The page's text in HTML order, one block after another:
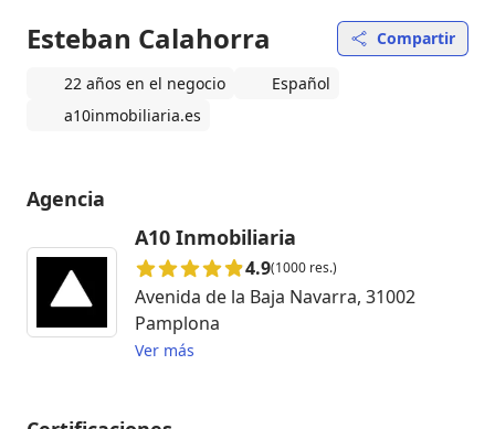
Esteban Calahorra Compartir
22 años en el negocio
Español
a10inmobiliaria.es
Agencia
A10 Inmobiliaria
4.9(1000 res.)
Avenida de la Baja Navarra, 31002
Pamplona
Ver más